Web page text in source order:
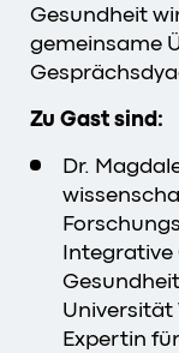
Gesundheit
gemeinsame
Zu Gast sind:
Dr.
Integrative
Universität
Expertin